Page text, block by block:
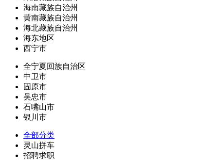
海南藏族自治州
黄南藏族自治州
海北藏族自治州
海东地区
西宁市
全宁夏回族自治区
中卫市
固原市
吴忠市
石嘴山市
银川市
全部分类
灵山拼车
招聘求职